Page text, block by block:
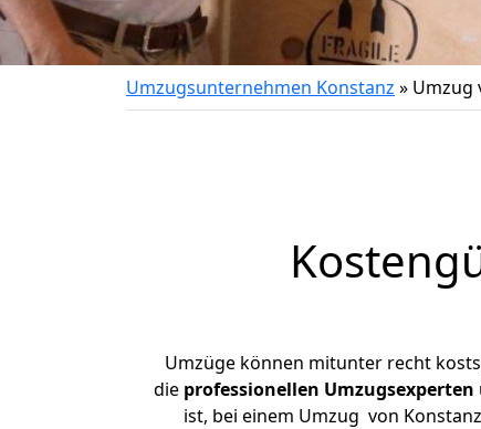
Umzugsunternehmen Konstanz » Umzug
Umzüge können mitunter recht
die professionellen Umzugsexperten
ist, bei einem Umzug von